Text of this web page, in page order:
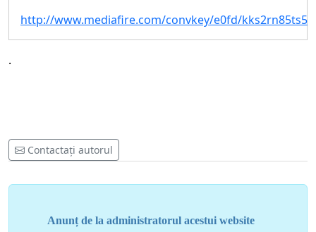
http://www.mediafire.com/convkey/e0fd/
.
Contactați autorul
Anunț de la administratorul acestui website